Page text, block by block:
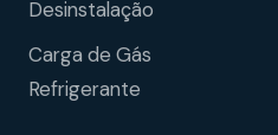
Desinstalação
Carga de Gás
Refrigerante